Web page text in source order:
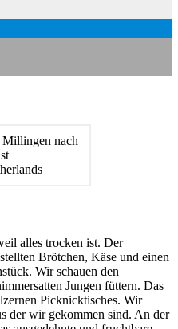
nach
alles trocken ist. Der
Brötchen, Käse und einen
Wir schauen den
Jungen füttern. Das
Picknicktisches. Wir
der wir gekommen sind. An der